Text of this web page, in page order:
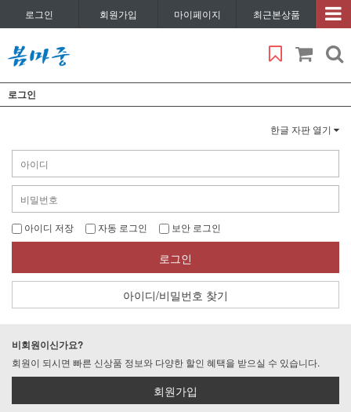
로그인 회원가입 마이페이지 최근본상품
로그인
한글 자판 열기
아이디 저장 자동 로그인 보안 로그인
로그인
아이디/비밀번호 찾기
비회원이신가요?
회원이 되시면 빠른 신상품 정보와 다양한 할인 혜택을 받으실 수 있습니다.
회원가입